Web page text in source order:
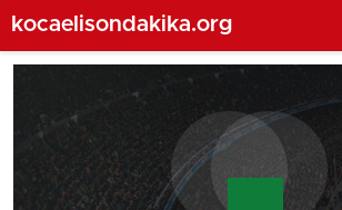
kocaelisondakika.org